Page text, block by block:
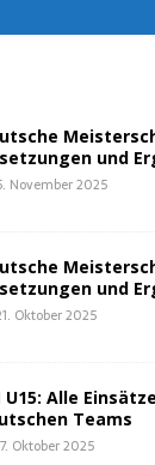
und
November 2025
und
Oktober 2025
U15: Alle
Teams
Oktober 2025